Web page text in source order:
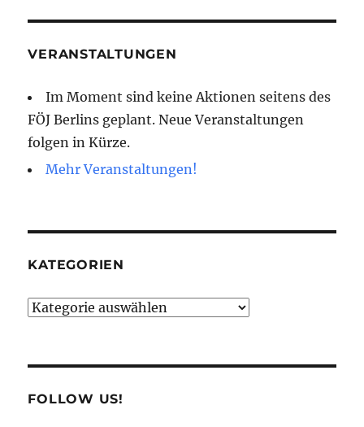
VERANSTALTUNGEN
Im Moment sind keine Aktionen seitens des
FÖJ Berlins geplant. Neue Veranstaltungen
folgen in Kürze.
Mehr Veranstaltungen!
KATEGORIEN
Kategorien
FOLLOW US!